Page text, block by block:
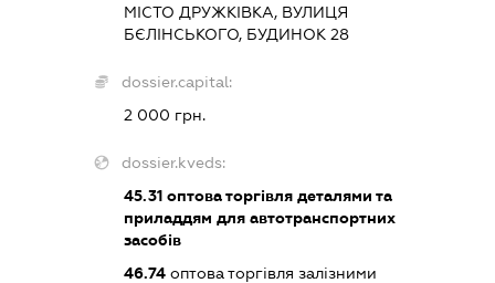
МІСТО ДРУЖКІВКА, ВУЛИЦЯ
БЄЛІНСЬКОГО, БУДИНОК 28
dossier.capital:
2 000 грн.
dossier.kveds:
45.31оптова торгівля деталями та
приладдям для автотранспортних
засобів
46.74оптова торгівля залізними